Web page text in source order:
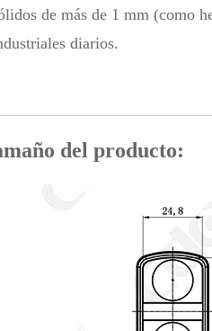
de más de 1 mm (como
diarios.
del producto: